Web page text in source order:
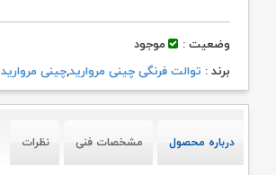
وضعیت :
موجود
برند : توالت فرنگی چینی مروارید,چینی مروارید
درباره محصول مشخصات فنی نظرات